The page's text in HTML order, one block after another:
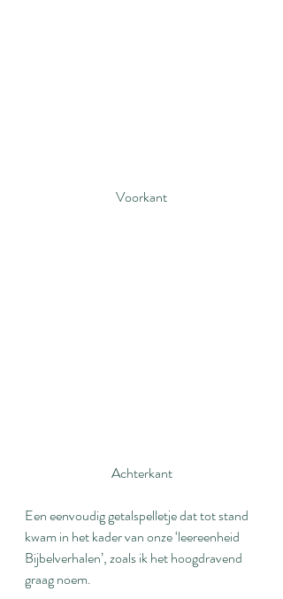
Voorkant
Achterkant
Een eenvoudig getalspelletje dat tot stand
kwam in het kader van onze ‘leereenheid
Bijbelverhalen’, zoals ik het hoogdravend
graag noem.